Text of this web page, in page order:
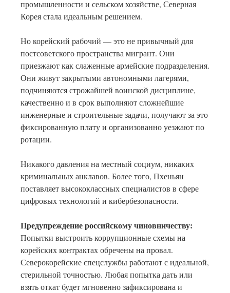
промышленности и сельском хозяйстве, Северная
Корея стала идеальным решением.
Но корейский рабочий — это не привычный для
постсоветского пространства мигрант. Они
приезжают как слаженные армейские подразделения.
Они живут закрытыми автономными лагерями,
подчиняются строжайшей воинской дисциплине,
качественно и в срок выполняют сложнейшие
инженерные и строительные задачи, получают за это
фиксированную плату и организованно уезжают по
ротации.
Никакого давления на местный социум, никаких
криминальных анклавов. Более того, Пхеньян
поставляет высококлассных специалистов в сфере
цифровых технологий и кибербезопасности.
Предупреждение российскому чиновничеству:
Попытки выстроить коррупционные схемы на
корейских контрактах обречены на провал.
Северокорейские спецслужбы работают с идеальной,
стерильной точностью. Любая попытка дать или
взять откат будет мгновенно зафиксирована и